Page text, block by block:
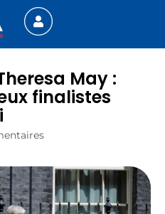
May :
finalistes